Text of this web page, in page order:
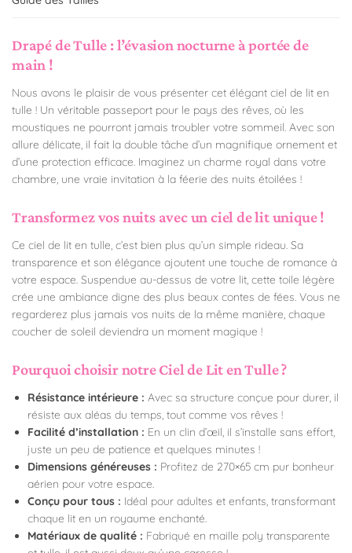
Drapé de Tulle : l’évasion nocturne à portée de
main !
Nous avons le plaisir de vous présenter cet élégant ciel de lit en
tulle ! Un véritable passeport pour le pays des rêves, où les
moustiques ne pourront jamais troubler votre sommeil. Avec son
allure délicate, il fait la double tâche d’un magnifique ornement et
d’une protection efficace. Imaginez un charme royal dans votre
chambre, une vraie invitation à la féerie des nuits étoilées !
Transformez vos nuits avec un ciel de lit unique !
Ce ciel de lit en tulle, c’est bien plus qu’un simple rideau. Sa
transparence et son élégance ajoutent une touche de romance à
votre espace. Suspendue au-dessus de votre lit, cette toile légère
crée une ambiance digne des plus beaux contes de fées. Vous ne
regarderez plus jamais vos nuits de la même manière, chaque
coucher de soleil deviendra un moment magique !
Pourquoi choisir notre Ciel de Lit en Tulle ?
Résistance intérieure : Avec sa structure conçue pour durer, il
résiste aux aléas du temps, tout comme vos rêves !
Facilité d’installation : En un clin d’œil, il s’installe sans effort,
juste un peu de patience et quelques minutes !
Dimensions généreuses : Profitez de 270×65 cm pur bonheur
aérien pour votre espace.
Conçu pour tous : Idéal pour adultes et enfants, transformant
chaque lit en un royaume enchanté.
Matériaux de qualité : Fabriqué en maille poly transparente